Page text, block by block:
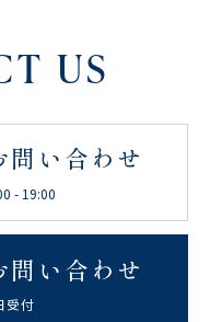
US
問い合わせ
- 19:00
問い合わせ
受付